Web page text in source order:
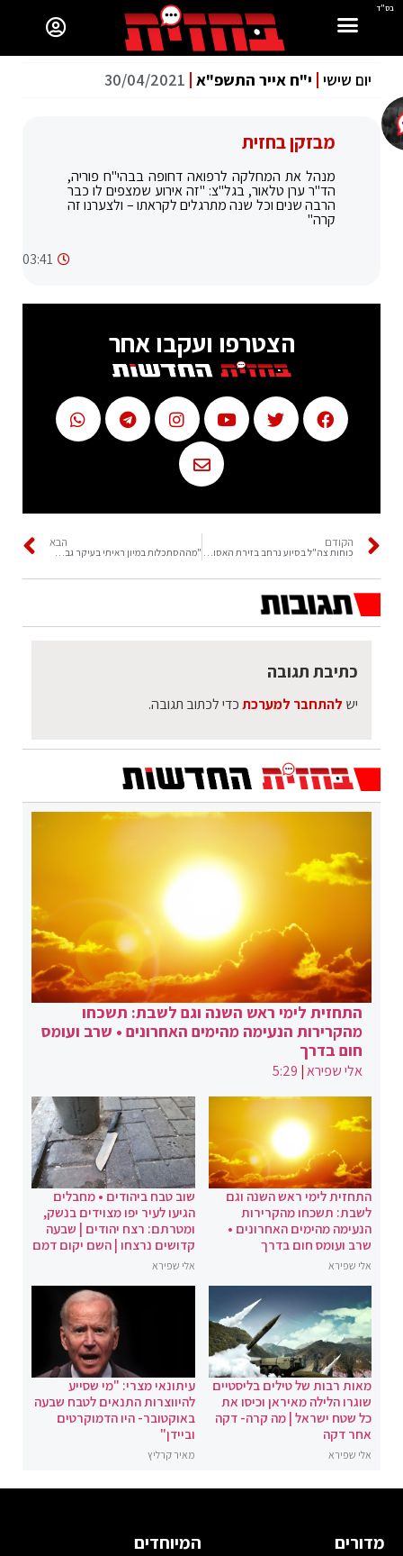
בס"ד
יום שישי י"ח אייר התשפ"א 30/04/2021
מבזקן בחזית
מנהל את המחלקה לרפואה דחופה בבהי"ח פוריה,
הד"ר ערן טלאור, בגל"צ: "זה אירוע שמצפים לו כבר
הרבה שנים וכל שנה מתרגלים לקראתו – ולצערנו זה
קרה"
03:41
הצטרפו ועקבו אחר
הקודם הבא
כתיבת תגובה
יש להתחבר למערכתכדי לכתוב תגובה.
התחזית לימי ראש השנה וגם לשבת: תשכחו
מהקרירות הנעימה מהימים האחרונים • שרב ועומס
חום בדרך
אלי שפירא|
5:29
התחזית לימי ראש השנה וגם
לשבת: תשכחו מהקרירות
הנעימה מהימים האחרונים •
שרב ועומס חום בדרך
אלי שפירא
שוב טבח ביהודים • מחבלים
הגיעו לעיר יפו מצוידים בנשק,
ומטרתם: רצח יהודים | שבעה
קדושים נרצחו | השם יקום דמם
אלי שפירא
מאות רבות של טילים בליסטיים
שוגרו הלילה מאיראן וכיסו את
כל שטח ישראל | מה קרה- דקה
אחר דקה
אלי שפירא
עיתונאי מצרי: "מי שסייע
להיווצרות התנאים לטבח שבעה
באוקטובר- היו הדמוקרטים
וביידן"
מאיר קרליץ
מדורים המיוחדים